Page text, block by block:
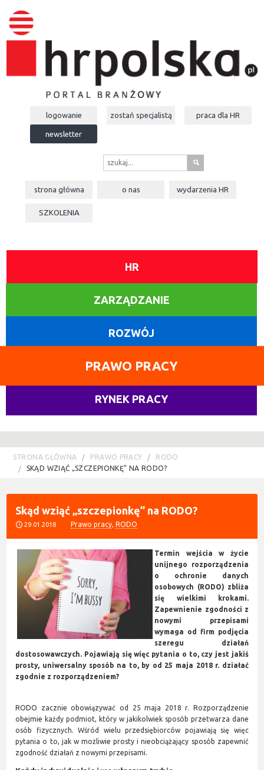
logowanie zostań specjalistą praca dla HR
newsletter
s
strona główna o nas wydarzeniaHR
SZKOLENIA
HR
ZARZĄDZANIE
ROZWÓJ
PRAWO PRACY
RYNEK PRACY
STRONA GŁÓWNA PRAWO PRACY
RODO
SKĄD WZIĄĆ „SZCZEPIONKĘ” NA RODO?
Skąd wziąć „szczepionkę” na RODO?
29.01.2018 Prawo pracy,RODO
Termin wejścia w życie
unijnego rozporządzenia
o ochronie danych
osobowych (RODO) zbliża
się wielkimi krokami.
Zapewnienie zgodności z
nowymi przepisami
wymaga od firm podjęcia
szeregu działań
dostosowawczych. Pojawiają się więc pytania o to, czy jest jakiś
prosty, uniwersalny sposób na to, by od 25 maja 2018 r. działać
zgodnie z rozporządzeniem?
RODO zacznie obowiązywać od 25 maja 2018 r. Rozporządzenie
obejmie każdy podmiot, który w jakikolwiek sposób przetwarza dane
osób fizycznych. Wśród wielu przedsiębiorców pojawiają się więc
pytania o to, jak w możliwie prosty i nieobciążający sposób zapewnić
zgodność działań z nowymi przepisami.